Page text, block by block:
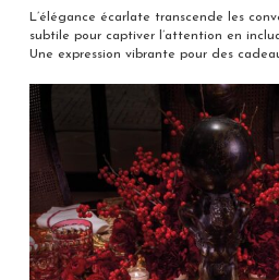
L’élégance écarlate transcende les
subtile pour captiver l’attention en
Une expression vibrante pour des